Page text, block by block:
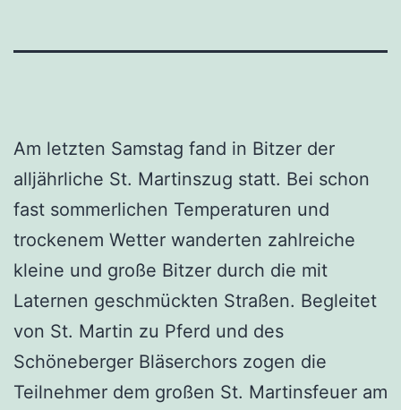
Am letzten Samstag fand in Bitzer der
alljährliche St. Martinszug statt. Bei schon
fast sommerlichen Temperaturen und
trockenem Wetter wanderten zahlreiche
kleine und große Bitzer durch die mit
Laternen geschmückten Straßen. Begleitet
von St. Martin zu Pferd und des
Schöneberger Bläserchors zogen die
Teilnehmer dem großen St. Martinsfeuer am